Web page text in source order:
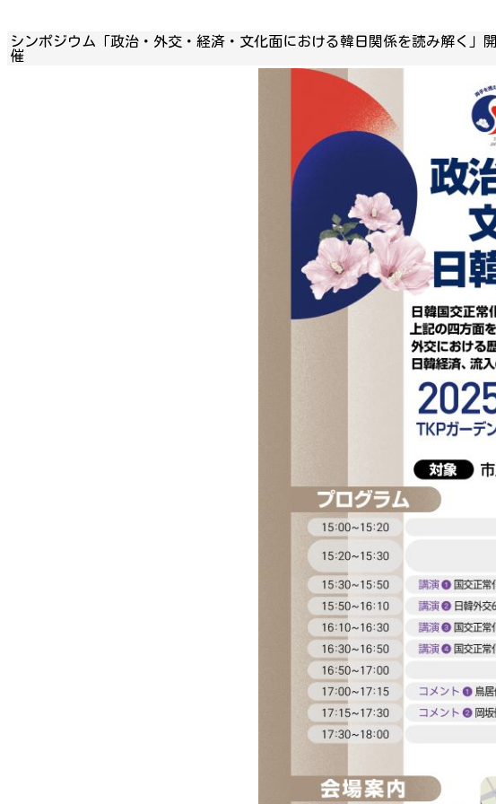
シンポジウム「政治・外交・経済・文化面における韓日関係を読み解く」開
催